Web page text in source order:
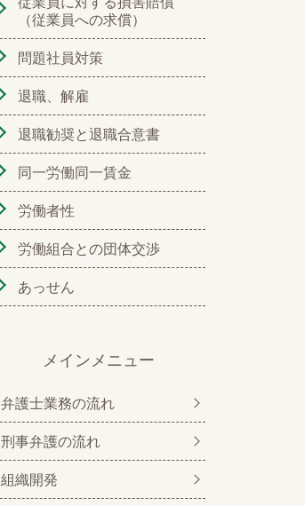
（従業員への求償）
問題社員対策
退職、解雇
退職勧奨と退職合意書
同一労働同一賃金
労働者性
労働組合との団体交渉
あっせん
メインメニュー
弁護士業務の流れ
刑事弁護の流れ
組織開発